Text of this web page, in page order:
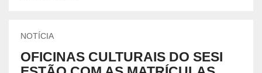
NOTÍCIA
OFICINAS CULTURAIS DO SESI